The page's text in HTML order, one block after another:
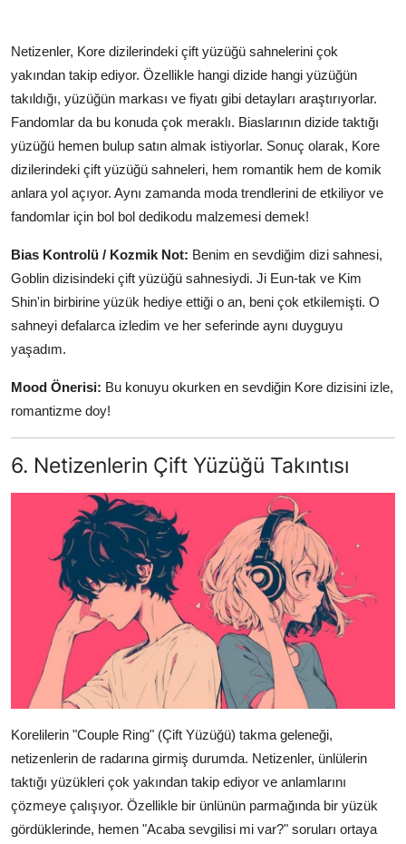
Netizenler, Kore dizilerindeki çift yüzüğü sahnelerini çok
yakından takip ediyor. Özellikle hangi dizide hangi yüzüğün
takıldığı, yüzüğün markası ve fiyatı gibi detayları araştırıyorlar.
Fandomlar da bu konuda çok meraklı. Biaslarının dizide taktığı
yüzüğü hemen bulup satın almak istiyorlar. Sonuç olarak, Kore
dizilerindeki çift yüzüğü sahneleri, hem romantik hem de komik
anlara yol açıyor. Aynı zamanda moda trendlerini de etkiliyor ve
fandomlar için bol bol dedikodu malzemesi demek!
Bias Kontrolü / Kozmik Not: Benim en sevdiğim dizi sahnesi,
Goblin dizisindeki çift yüzüğü sahnesiydi. Ji Eun-tak ve Kim
Shin'in birbirine yüzük hediye ettiği o an, beni çok etkilemişti. O
sahneyi defalarca izledim ve her seferinde aynı duyguyu
yaşadım.
Mood Önerisi: Bu konuyu okurken en sevdiğin Kore dizisini izle,
romantizme doy!
6. Netizenlerin Çift Yüzüğü Takıntısı
Korelilerin "Couple Ring" (Çift Yüzüğü) takma geleneği,
netizenlerin de radarına girmiş durumda. Netizenler, ünlülerin
taktığı yüzükleri çok yakından takip ediyor ve anlamlarını
çözmeye çalışıyor. Özellikle bir ünlünün parmağında bir yüzük
gördüklerinde, hemen "Acaba sevgilisi mi var?" soruları ortaya